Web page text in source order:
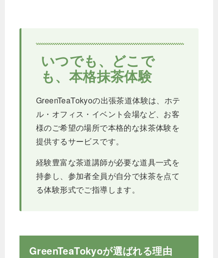
いつでも、どこで
も、本格抹茶体験
GreenTeaTokyoの出張茶道体験は、ホテ
ル・オフィス・イベント会場など、お客
様のご希望の場所で本格的な抹茶体験を
提供するサービスです。
経験豊富な茶道講師が必要な道具一式を
持参し、参加者全員が自分で抹茶を点て
る体験形式でご指導します。
GreenTeaTokyoが選ばれる理由